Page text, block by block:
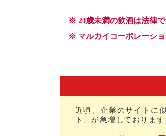
近頃、企業のサイトに
ト」が急増しておりま